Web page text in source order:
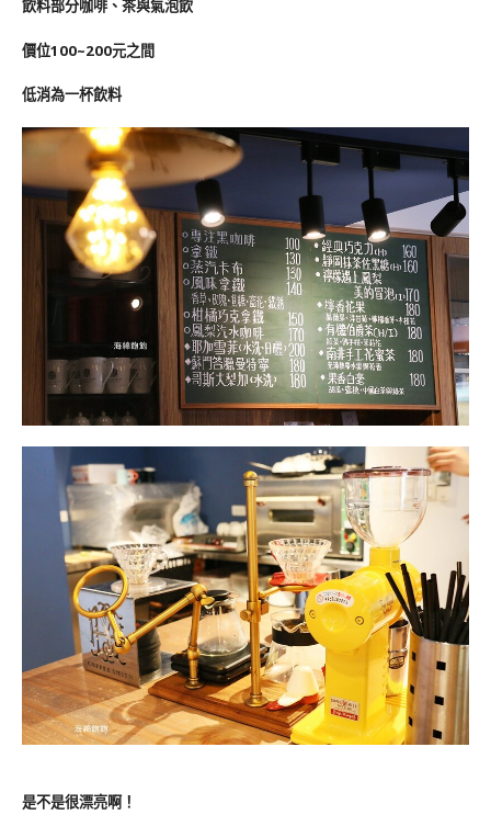
飲料部分咖啡、茶與氣泡飲
價位100~200元之間
低消為一杯飲料
是不是很漂亮啊！